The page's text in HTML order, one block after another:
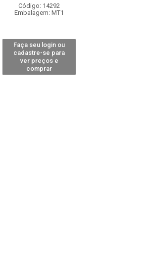
Código: 14292
Embalagem: MT1
Faça seu login ou
cadastre-se para
ver preços e
comprar